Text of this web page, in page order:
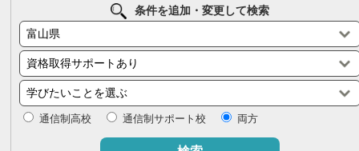
九州・沖縄
条件を追加・変更して検索
通信制高校 通信制サポート校 両方